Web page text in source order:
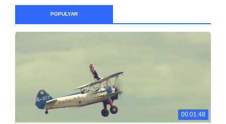
POPULYAR
00:01:48